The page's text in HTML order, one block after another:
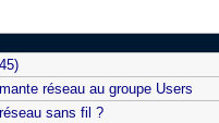
réseau au groupe Users
sans fil ?